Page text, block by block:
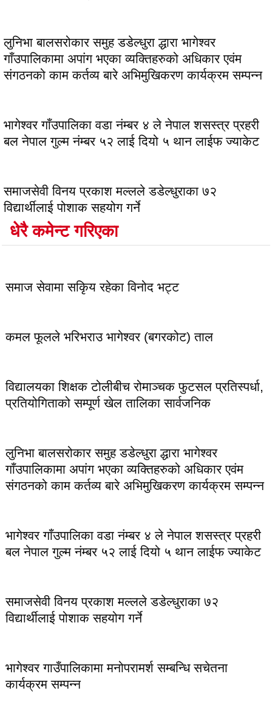
लुनिभा बालसरोकार समुह डडेल्धुरा द्धारा भागेश्वर
गाँउपालिकामा अपांग भएका व्यक्तिहरुको अधिकार एवंम
संगठनको काम कर्तव्य बारे अभिमुखिकरण कार्यक्रम सम्पन्न
भागेश्वर गाँउपालिका वडा नंम्बर ४ ले नेपाल शसस्त्र प्रहरी
बल नेपाल गुल्म नंम्बर ५२ लाई दियो ५ थान लाईफ ज्याकेट
समाजसेवी विनय प्रकाश मल्लले डडेल्धुराका ७२
विद्यार्थीलाई पोशाक सहयोग गर्ने
धेरै कमेन्ट गरिएका
समाज सेवामा सकिृय रहेका विनोद भट्ट
कमल फूलले भरिभराउ भागेश्वर (बगरकोट) ताल
विद्यालयका शिक्षक टोलीबीच रोमाञ्चक फुटसल प्रतिस्पर्धा,
प्रतियोगिताको सम्पूर्ण खेल तालिका सार्वजनिक
लुनिभा बालसरोकार समुह डडेल्धुरा द्धारा भागेश्वर
गाँउपालिकामा अपांग भएका व्यक्तिहरुको अधिकार एवंम
संगठनको काम कर्तव्य बारे अभिमुखिकरण कार्यक्रम सम्पन्न
भागेश्वर गाँउपालिका वडा नंम्बर ४ ले नेपाल शसस्त्र प्रहरी
बल नेपाल गुल्म नंम्बर ५२ लाई दियो ५ थान लाईफ ज्याकेट
समाजसेवी विनय प्रकाश मल्लले डडेल्धुराका ७२
विद्यार्थीलाई पोशाक सहयोग गर्ने
भागेश्वर गाउँपालिकामा मनोपरामर्श सम्बन्धि सचेतना
कार्यक्रम सम्पन्न